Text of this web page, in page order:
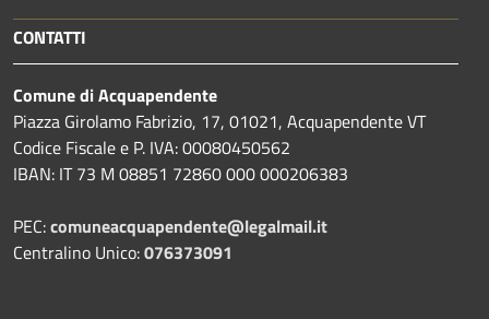
CONTATTI
Comune di Acquapendente
Piazza Girolamo Fabrizio, 17, 01021, Acquapendente VT
Codice Fiscale e P. IVA: 00080450562
IBAN: IT 73 M 08851 72860 000 000206383
PEC:comuneacquapendente@legalmail.it
Centralino Unico:076373091